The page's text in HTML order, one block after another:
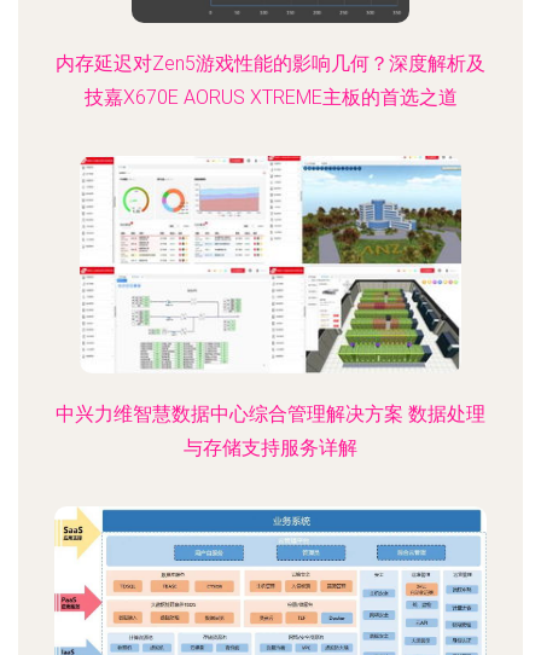
内存延迟对Zen5游戏性能的影响几何？深度解析及
技嘉X670E AORUS XTREME主板的首选之道
中兴力维智慧数据中心综合管理解决方案 数据处理
与存储支持服务详解